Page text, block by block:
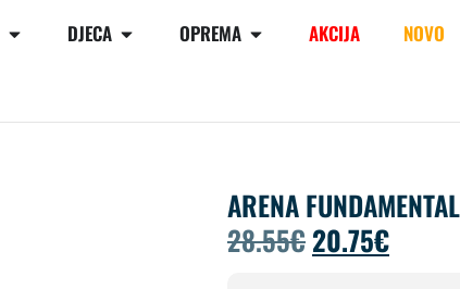
DJECA OPREMA AKCIJA NOVO
ARENA
28.55€20.75€